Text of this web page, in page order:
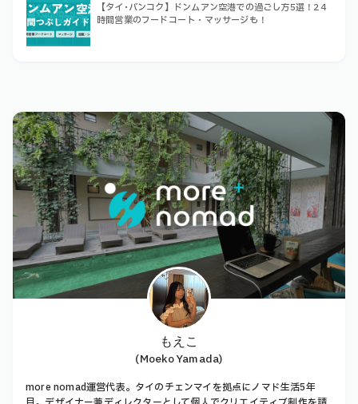
【タイ･バンコク】ドンムアン空港での過ごし方5選！24
時間営業のフードコート・マッサージも！
もえこ
(Moeko Yamada)
more nomad運営代表。タイのチェンマイを拠点にノマド生活5年